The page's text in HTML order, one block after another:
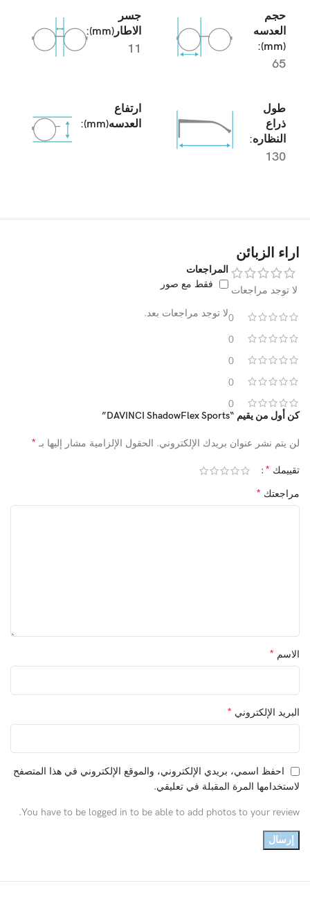
حجم
العدسه
(mm):
65
جسر
الاطار(mm):
11
طول
ذراع
النظاره:
130
ارتفاع
العدسه(mm):
اراء الزبائن
لا توجد مراجعات
0
0
0
0
0
المراجعات
فقط مع صور
لا توجد مراجعات بعد.
كن أول من يقيم “DAVINCI ShadowFlex Sports”
لن يتم نشر عنوان بريدك الإلكتروني. الحقول الإلزامية مشار إليها بـ *
تقييمك *
مراجعتك *
الاسم *
البريد الإلكتروني *
احفظ اسمي، بريدي الإلكتروني، والموقع الإلكتروني في هذا المتصفح
لاستخدامها المرة المقبلة في تعليقي.
You have to be logged in to be able to add photos to your review.